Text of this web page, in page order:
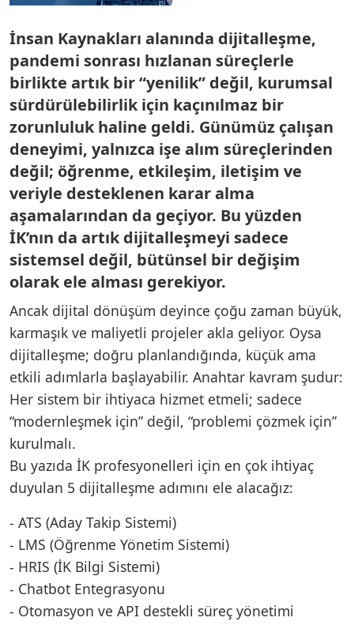
İnsan Kaynakları alanında dijitalleşme,
pandemi sonrası hızlanan süreçlerle
birlikte artık bir “yenilik” değil, kurumsal
sürdürülebilirlik için kaçınılmaz bir
zorunluluk haline geldi. Günümüz çalışan
deneyimi, yalnızca işe alım süreçlerinden
değil; öğrenme, etkileşim, iletişim ve
veriyle desteklenen karar alma
aşamalarından da geçiyor. Bu yüzden
İK’nın da artık dijitalleşmeyi sadece
sistemsel değil, bütünsel bir değişim
olarak ele alması gerekiyor.
Ancak dijital dönüşüm deyince çoğu zaman büyük,
karmaşık ve maliyetli projeler akla geliyor. Oysa
dijitalleşme; doğru planlandığında, küçük ama
etkili adımlarla başlayabilir. Anahtar kavram şudur:
Her sistem bir ihtiyaca hizmet etmeli; sadece
“modernleşmek için” değil, “problemi çözmek için”
kurulmalı.
Bu yazıda İK profesyonelleri için en çok ihtiyaç
duyulan 5 dijitalleşme adımını ele alacağız:
- ATS (Aday Takip Sistemi)
- LMS (Öğrenme Yönetim Sistemi)
- HRIS (İK Bilgi Sistemi)
- Chatbot Entegrasyonu
- Otomasyon ve API destekli süreç yönetimi